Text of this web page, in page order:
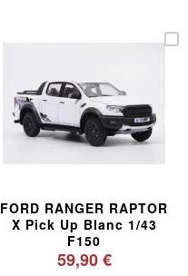
FORD RANGER RAPTOR
X Pick Up Blanc 1/43
F150
59,90 €